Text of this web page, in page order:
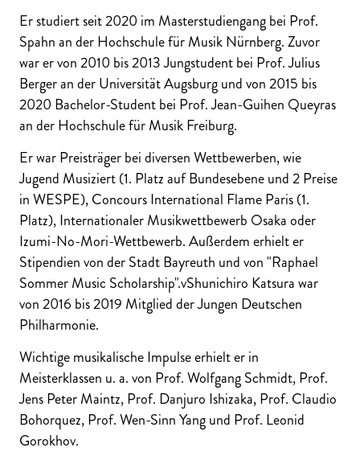
Er studiert seit 2020 im Masterstudiengang bei Prof.
Spahn an der Hochschule für Musik Nürnberg. Zuvor
war er von 2010 bis 2013 Jungstudent bei Prof. Julius
Berger an der Universität Augsburg und von 2015 bis
2020 Bachelor-Student bei Prof. Jean-Guihen Queyras
an der Hochschule für Musik Freiburg.
Er war Preisträger bei diversen Wettbewerben, wie
Jugend Musiziert (1. Platz auf Bundesebene und 2 Preise
in WESPE), Concours International Flame Paris (1.
Platz), Internationaler Musikwettbewerb Osaka oder
Izumi-No-Mori-Wettbewerb. Außerdem erhielt er
Stipendien von der Stadt Bayreuth und von "Raphael
Sommer Music Scholarship".vShunichiro Katsura war
von 2016 bis 2019 Mitglied der Jungen Deutschen
Philharmonie.
Wichtige musikalische Impulse erhielt er in
Meisterklassen u. a. von Prof. Wolfgang Schmidt, Prof.
Jens Peter Maintz, Prof. Danjuro Ishizaka, Prof. Claudio
Bohorquez, Prof. Wen-Sinn Yang und Prof. Leonid
Gorokhov.